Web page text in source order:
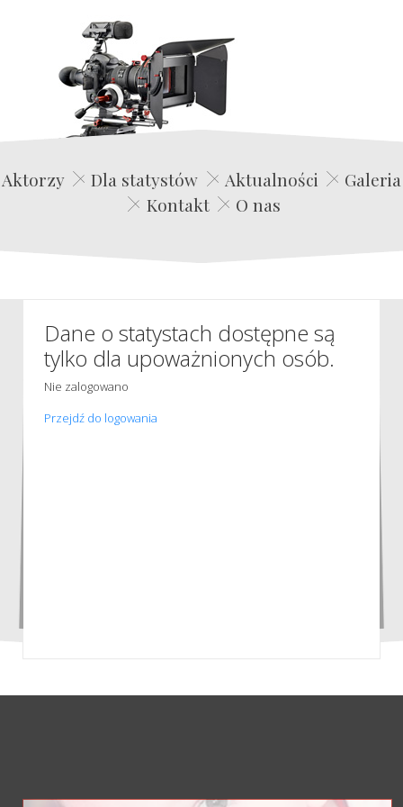
Edwin Film Agencja Aktorska
Aktorzy Dla statystów Aktualności
Galeria
Kontakt
O nas
Dane o statystach dostępne są
tylko dla upoważnionych osób.
Nie zalogowano
Przejdź do logowania